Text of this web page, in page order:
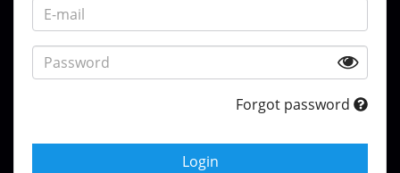
Forgot password
Login